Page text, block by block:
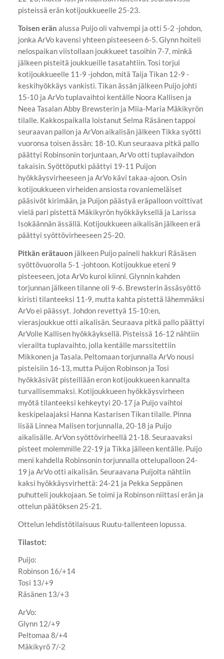
pisteissä erän kotijoukkueelle 25-23.
Toisen erän alussa Puijo oli vahvempi ja otti 5-2 -johdon,
jonka ArVo kavensi yhteen pisteeseen 6-5. Glynn hoiteli
nelospaikan viistollaan joukkueet tasoihin 7-7, minkä
jälkeen pisteitä joukkueille tasatahtiin. Tosi torjui
kotijoukkueelle 11-9 -johdon, mitä Taija Tikan 12-9 -
keskihyökkäys vankisti. Tikan ässän jälkeen Puijo johti
15-10 ja ArVo tuplavaihtoi kentälle Noora Kallisen ja
Neea Tasalan Abby Brewsterin ja Miia-Maria Mäkikyrön
tilalle. Kakkospaikalla loistanut Selma Räsänen tappoi
seuraavan pallon ja ArVon aikalisän jälkeen Tikka syötti
vuoronsa toisen ässän: 18-10. Kun seuraava pitkä pallo
päättyi Robinsonin torjuntaan, ArVo otti tuplavaihdon
takaisin. Syöttöputki päättyi 19-11 Puijon
hyökkäysvirheeseen ja ArVo kävi takaa-ajoon. Osin
kotijoukkueen virheiden ansiosta rovaniemeläiset
pääsivöt kirimään, ja Puijon päästyä eräpalloon voittivat
vielä pari pistettä Mäkikyrön hyökkäyksellä ja Larissa
Isokäännän ässällä. Kotijoukkueen aikalisän jälkeen erä
päättyi syöttövirheeseen 25-20.
Pitkän erätauon jälkeen Puijo paineli hakkuri Räsäsen
syöttövuorolla 5-1 -johtoon. Kotijoukkue eteni 9
pisteeseen, jota ArVo kuroi kiinni. Glynnin kahden
torjunnan jälkeen tilanne oli 9-6. Brewsterin ässäsyöttö
kiristi tilanteeksi 11-9, mutta kahta pistettä lähemmäksi
ArVo ei päässyt. Johdon revettyä 15-10:en,
vierasjoukkue otti aikalisän. Seuraava pitkä pallo päättyi
ArVolle Kallisen hyökkäyksellä. Pisteissä 16-12 nähtiin
vierailta tuplavaihto, jolla kentälle marssitettiin
Mikkonen ja Tasala. Peltomaan torjunnalla ArVo nousi
pisteisiin 16-13, mutta Puijon Robinson ja Tosi
hyökkäsivät pisteillään eron kotijoukkueen kannalta
turvallisemmaksi. Kotijoukkueen hyökkäysvirheen
myötä tilanteeksi kehkeytyi 20-17 ja Puijo vaihtoi
keskipelaajaksi Hanna Kastarisen Tikan tilalle. Pinna
lisää Linnea Malisen torjunnalla, 20-18 ja Puijo
aikalisälle. ArVon syöttövirheellä 21-18. Seuraavaksi
pisteet molemmille 22-19 ja Tikka jälleen kentälle. Puijo
meni kahdella Robinsonin torjunnalla ottelupalloon 24-
19 ja ArVo otti aikalisän. Seuraavana Puijolta nähtiin
kaksi hyökkäysvirhettä: 24-21 ja Pekka Seppänen
puhutteli joukkojaan. Se toimi ja Robinson niittasi erän ja
ottelun päätöksen 25-21.
Ottelun lehdistötilaisuus Ruutu-tallenteen lopussa.
Tilastot:
Puijo:
Robinson 16/+14
Tosi 13/+9
Räsänen 13/+3
ArVo:
Glynn 12/+9
Peltomaa 8/+4
Mäkikyrö 7/-2